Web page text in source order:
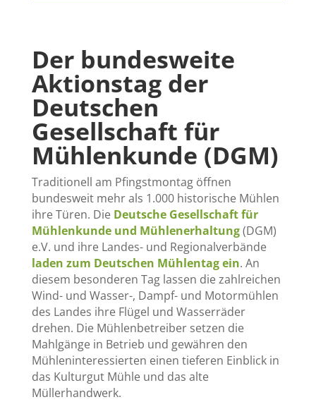
Der bundesweite
Aktionstag der
Deutschen
Gesellschaft für
Mühlenkunde (DGM)
Traditionell am Pfingstmontag öffnen
bundesweit mehr als 1.000 historische Mühlen
ihre Türen. Die Deutsche Gesellschaft für
Mühlenkunde und Mühlenerhaltung(DGM)
e.V. und ihre Landes- und Regionalverbände
laden zum Deutschen Mühlentag ein. An
diesem besonderen Tag lassen die zahlreichen
Wind- und Wasser-, Dampf- und Motormühlen
des Landes ihre Flügel und Wasserräder
drehen. Die Mühlenbetreiber setzen die
Mahlgänge in Betrieb und gewähren den
Mühleninteressierten einen tieferen Einblick in
das Kulturgut Mühle und das alte
Müllerhandwerk.